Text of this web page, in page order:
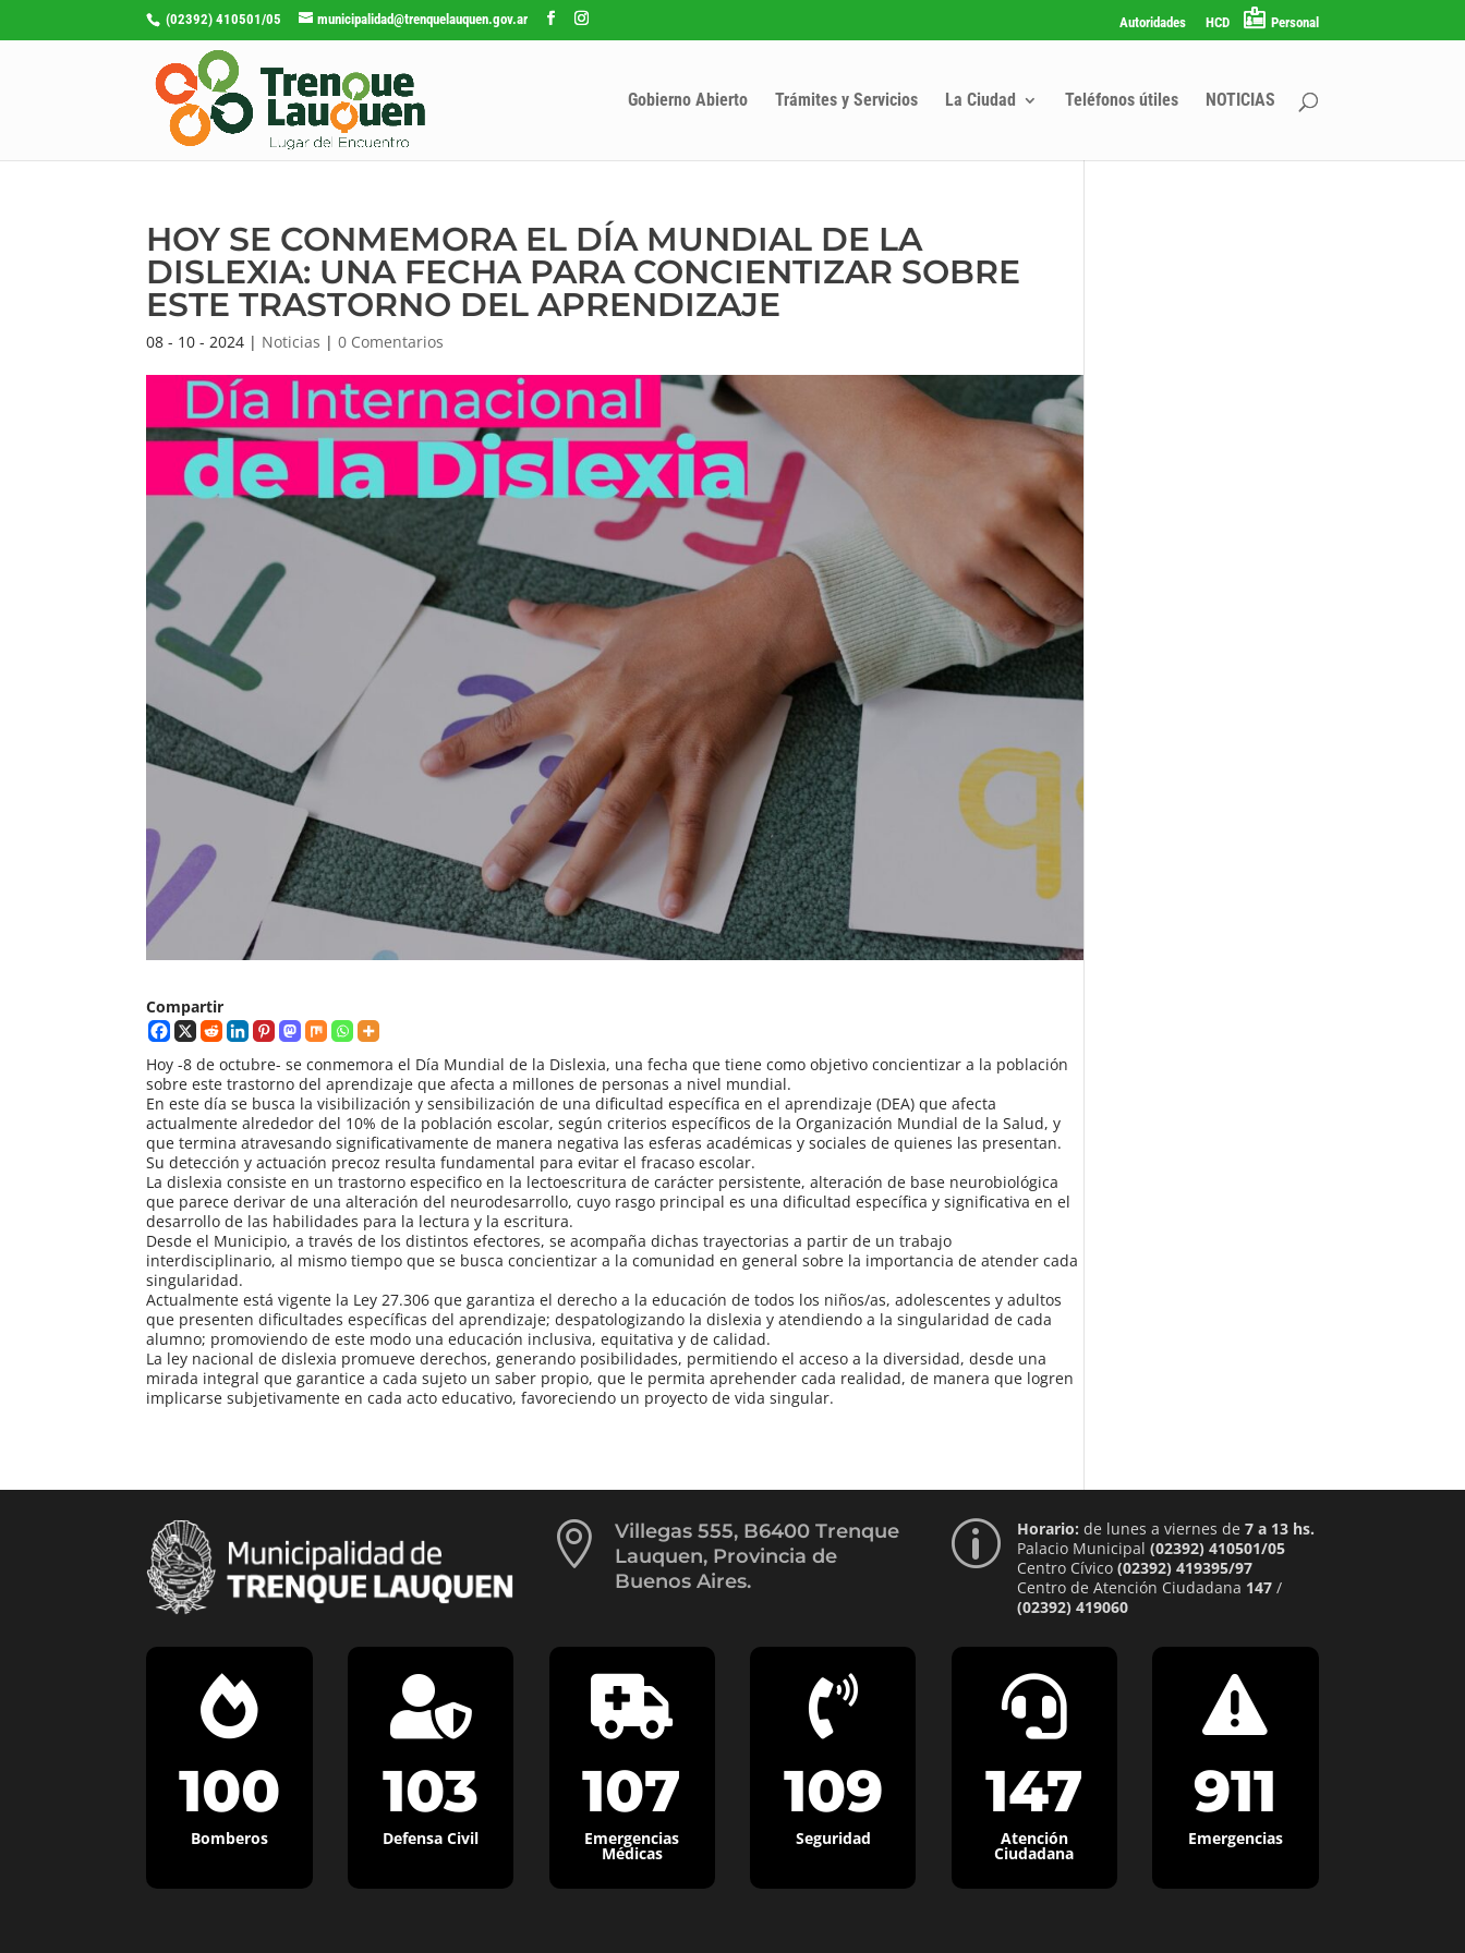
(02392) 410501/05 municipalidad@trenquelauquen.gov.ar Autoridades HCD Personal
Gobierno Abierto Trámites y Servicios La Ciudad Teléfonos útiles NOTICIAS
HOY SE CONMEMORA EL DÍA MUNDIAL DE LA
DISLEXIA: UNA FECHA PARA CONCIENTIZAR SOBRE
ESTE TRASTORNO DEL APRENDIZAJE
08 - 10 - 2024 | Noticias |0 Comentarios
Compartir
Hoy -8 de octubre- se conmemora el Día Mundial de la Dislexia, una fecha que tiene como objetivo concientizar a la población
sobre este trastorno del aprendizaje que afecta a millones de personas a nivel mundial.
En este día se busca la visibilización y sensibilización de una dificultad específica en el aprendizaje (DEA) que afecta
actualmente alrededor del 10% de la población escolar, según criterios específicos de la Organización Mundial de la Salud, y
que termina atravesando significativamente de manera negativa las esferas académicas y sociales de quienes las presentan.
Su detección y actuación precoz resulta fundamental para evitar el fracaso escolar.
La dislexia consiste en un trastorno especifico en la lectoescritura de carácter persistente, alteración de base neurobiológica
que parece derivar de una alteración del neurodesarrollo, cuyo rasgo principal es una dificultad específica y significativa en el
desarrollo de las habilidades para la lectura y la escritura.
Desde el Municipio, a través de los distintos efectores, se acompaña dichas trayectorias a partir de un trabajo
interdisciplinario, al mismo tiempo que se busca concientizar a la comunidad en general sobre la importancia de atender cada
singularidad.
Actualmente está vigente la Ley 27.306 que garantiza el derecho a la educación de todos los niños/as, adolescentes y adultos
que presenten dificultades específicas del aprendizaje; despatologizando la dislexia y atendiendo a la singularidad de cada
alumno; promoviendo de este modo una educación inclusiva, equitativa y de calidad.
La ley nacional de dislexia promueve derechos, generando posibilidades, permitiendo el acceso a la diversidad, desde una
mirada integral que garantice a cada sujeto un saber propio, que le permita aprehender cada realidad, de manera que logren
implicarse subjetivamente en cada acto educativo, favoreciendo un proyecto de vida singular.

Villegas 555, B6400 Trenque
Lauquen, Provincia de
Buenos Aires.
p Horario: de lunes a viernes de 7 a 13 hs.
Palacio Municipal (02392) 410501/05
Centro Cívico (02392) 419395/97
Centro de Atención Ciudadana 147/
(02392) 419060

100
Bomberos

103
Defensa Civil

107
Emergencias
Médicas

109
Seguridad

147
Atención
Ciudadana

911
Emergencias